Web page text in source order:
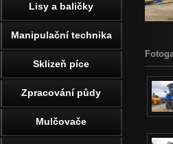
Lisy a baličky
Manipulační technika
Sklizeň píce
Zpracování půdy
Mulčovače